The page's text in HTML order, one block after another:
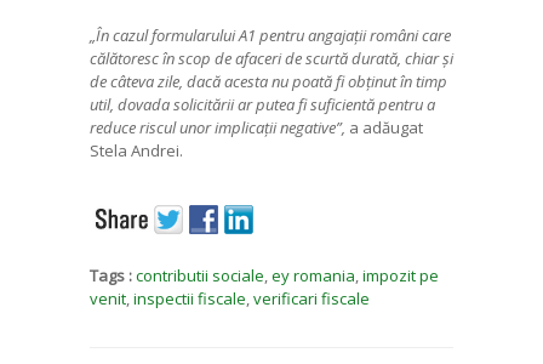
„În cazul formularului A1 pentru angajații români care
călătoresc în scop de afaceri de scurtă durată, chiar și
de câteva zile, dacă acesta nu poată fi obținut în timp
util, dovada solicitării ar putea fi suficientă pentru a
reduce riscul unor implicații negative”, a adăugat
Stela Andrei.
Tags :contributii sociale,ey romania,impozit pe
venit,inspectii fiscale,verificari fiscale